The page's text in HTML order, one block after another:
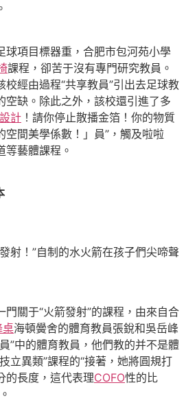
項目標器重，合肥市包河苑小學
課程，卻苦于沒有專門研究教員。
經由過程“共享教員”引出去足球教
空缺。除此之外，該校還引進了多
計 ！請你停止散播金箔！你的物質
間美學係數！」員”，觸及啦啦
等藝體課程。
！”自制的水火箭在孩子們尖啼聲
關于“火箭發射”的課程，由來自合
桌海頓黌舍的體育教員張銳和吳岳峰
”中的體育教員，他們教的并不是體
立異類”課程的“接著，她將圓規打
的長度，這代表理COFO性的比